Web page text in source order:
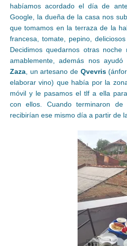
habíamos acordado el día de
Google, la dueña de la casa nos
que tomamos en la terraza de la
francesa, tomate, pepino,
Decidimos quedarnos otras
amablemente, además nos
Zaza, un artesano de Qvevris
elaborar vino) que había por la
móvil y le pasamos el tlf a ella
con ellos. Cuando terminaron
recibirían ese mismo día a partir de